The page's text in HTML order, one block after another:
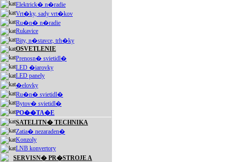
Elektrick� n�radie
Vrt�ky, sady vrt�kov
Ru�n� n�radie
Rukavice
Bity, n�stavce, trh�ky
OSVETLENIE
Prenosn� svietidl�
LED �iarovky
LED panely
�elovky
Ru�n� svietidl�
Bytov� svietidl�
PO��TA�E
SATELITN� TECHNIKA
Zatia� nezaraden�
Konzoly
LNB konvertory
SERVISN� PR�STROJE A